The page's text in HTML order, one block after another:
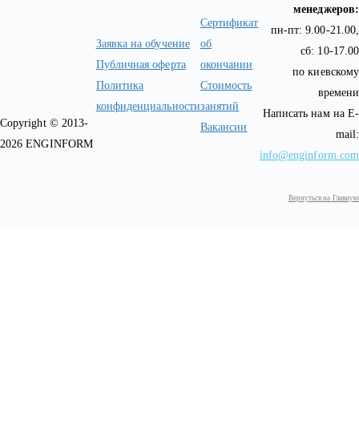
Copyright © 2013-
2026 ENGINFORM
Заявка на обучение
Публичная оферта
Политика
конфиденциальности
Сертификат
об
окончании
Стоимость
занятий
Вакансии
менеджеров:
пн-пт: 9.00-21.00,
сб: 10-17.00
по киевскому
времени
Написать нам на E-
mail:
info@enginform.com
Вернуться на Главную